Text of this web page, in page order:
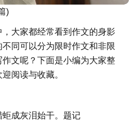
)
大家都经常看到作文的身影
同可以分为限时作文和非限
文呢？下面是小编为大家整
阅读与收藏。
成灰泪始干。题记